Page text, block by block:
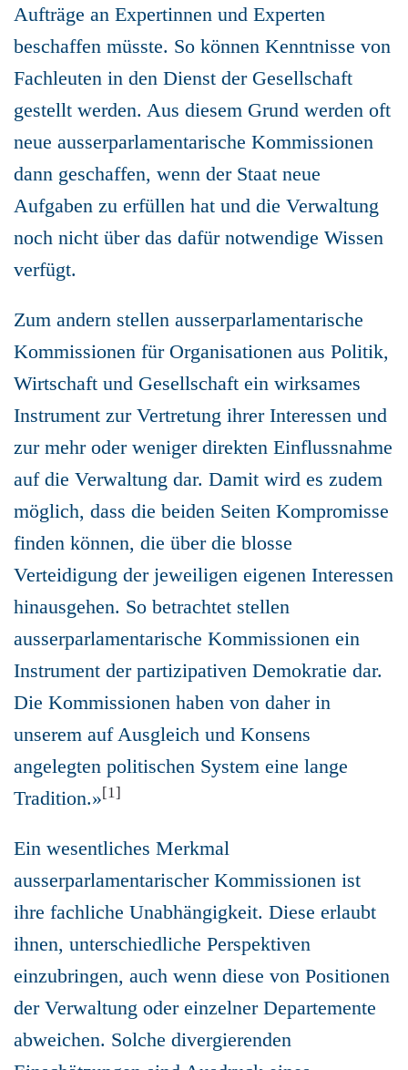
Aufträge an Expertinnen und Experten
beschaffen müsste. So können Kenntnisse von
Fachleuten in den Dienst der Gesellschaft
gestellt werden. Aus diesem Grund werden oft
neue ausserparlamentarische Kommissionen
dann geschaffen, wenn der Staat neue
Aufgaben zu erfüllen hat und die Verwaltung
noch nicht über das dafür notwendige Wissen
verfügt.
Zum andern stellen ausserparlamentarische
Kommissionen für Organisationen aus Politik,
Wirtschaft und Gesellschaft ein wirksames
Instrument zur Vertretung ihrer Interessen und
zur mehr oder weniger direkten Einflussnahme
auf die Verwaltung dar. Damit wird es zudem
möglich, dass die beiden Seiten Kompromisse
finden können, die über die blosse
Verteidigung der jeweiligen eigenen Interessen
hinausgehen. So betrachtet stellen
ausserparlamentarische Kommissionen ein
Instrument der partizipativen Demokratie dar.
Die Kommissionen haben von daher in
unserem auf Ausgleich und Konsens
angelegten politischen System eine lange
Tradition.»[1]
Ein wesentliches Merkmal
ausserparlamentarischer Kommissionen ist
ihre fachliche Unabhängigkeit. Diese erlaubt
ihnen, unterschiedliche Perspektiven
einzubringen, auch wenn diese von Positionen
der Verwaltung oder einzelner Departemente
abweichen. Solche divergierenden